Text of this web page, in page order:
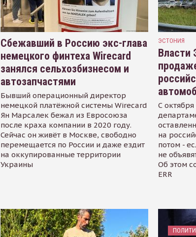
Сбежавший в Россию экс-глава
немецкого финтеха Wirecard
занялся сельхозбизнесом и
автозапчастями
Бывший операционный директор
немецкой платёжной системы Wirecard
Ян Марсалек бежал из Евросоюза
после краха компании в 2020 году.
Сейчас он живёт в Москве, свободно
перемещается по России и даже ездит
на оккупированные территории
Украины
ЭСТОНИЯ
Власти
С
на
потом -
не
Об этом
ERR